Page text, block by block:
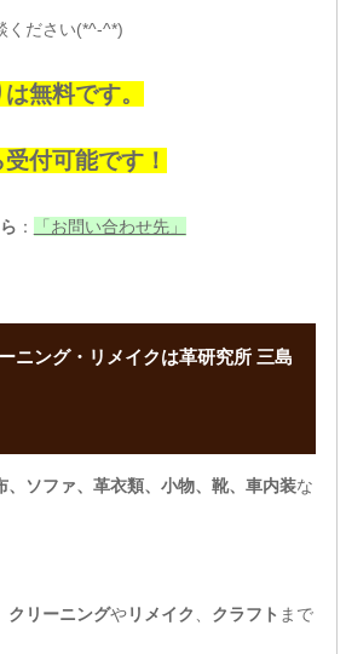
ください(*^-^*)
無料です。
付可能です！
： 「お問い合わせ先」
ニング・リメイクは革研究所 三島
、ソファ、革衣類、小物、靴、車内装な
クリーニングやリメイク クラフト まで